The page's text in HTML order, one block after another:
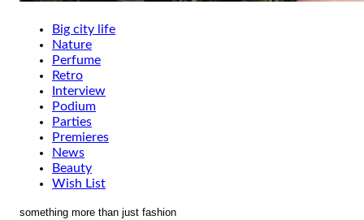
Big city life
Nature
Perfume
Retro
Interview
Podium
Parties
Premieres
News
Beauty
Wish List
something more than just fashion